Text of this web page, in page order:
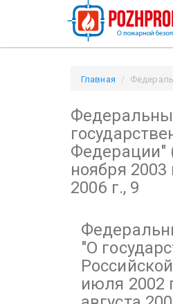
Главная
(с изменениями от 25
Федерации"
ноября 2003
2006 г., 9
"О
июля 2002